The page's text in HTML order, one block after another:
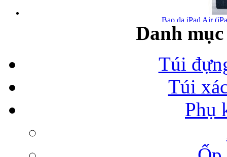
Bao da iPad Air
Bao da iPad Air
Danh
Túi
Túi
Phụ